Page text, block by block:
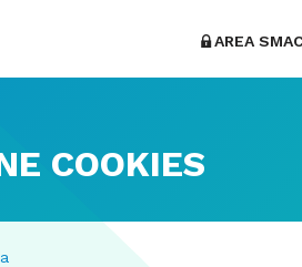
AREA
COOKIES